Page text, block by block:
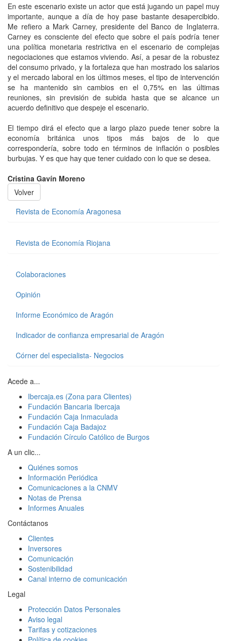
En este escenario existe un actor que está jugando un papel muy
importante, aunque a día de hoy pase bastante desapercibido.
Me refiero a Mark Carney, presidente del Banco de Inglaterra.
Carney es consciente del efecto que sobre el país podría tener
una política monetaria restrictiva en el escenario de complejas
negociaciones que estamos viviendo. Así, a pesar de la robustez
del consumo privado, y la fortaleza que han mostrado los salarios
y el mercado laboral en los últimos meses, el tipo de intervención
se ha mantenido sin cambios en el 0,75% en las últimas
reuniones, sin previsión de subida hasta que se alcance un
acuerdo definitivo que despeje el escenario.
El tiempo dirá el efecto que a largo plazo puede tener sobre la
economía británica unos tipos más bajos de lo que
correspondería, sobre todo en términos de inflación o posibles
burbujas. Y es que hay que tener cuidado con lo que se desea.
Cristina Gavín Moreno
Volver
Revista de Economía Aragonesa
Revista de Economía Riojana
Colaboraciones
Opinión
Informe Económico de Aragón
Indicador de confianza empresarial de Aragón
Córner del especialista- Negocios
Acede a...
Ibercaja.es (Zona para Clientes)
Fundación Bancaria Ibercaja
Fundación Caja Inmaculada
Fundación Caja Badajoz
Fundación Círculo Católico de Burgos
A un clic...
Quiénes somos
Información Periódica
Comunicaciones a la CNMV
Notas de Prensa
Informes Anuales
Contáctanos
Clientes
Inversores
Comunicación
Sostenibilidad
Canal interno de comunicación
Legal
Protección Datos Personales
Aviso legal
Tarifas y cotizaciones